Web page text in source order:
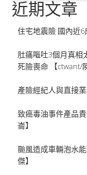
近期文章
住宅地震險 國內近6
肚痛嘔吐3個月真
死險喪命 【ctwant/
產險經紀人與直接
致癌毒油事件產品
崙】
颱風造成車輛泡水
傑】